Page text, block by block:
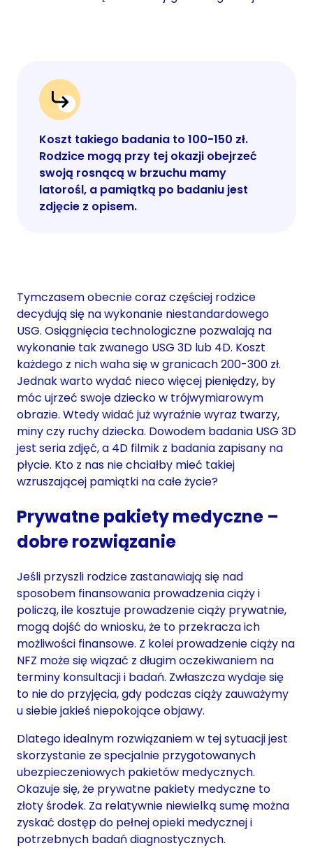
Koszt takiego badania to 100-150 zł.
Rodzice mogą przy tej okazji obejrzeć
swoją rosnącą w brzuchu mamy
latorośl, a pamiątką po badaniu jest
zdjęcie z opisem.
Tymczasem obecnie coraz częściej rodzice
decydują się na wykonanie niestandardowego
USG. Osiągnięcia technologiczne pozwalają na
wykonanie tak zwanego USG 3D lub 4D. Koszt
każdego z nich waha się w granicach 200-300 zł.
Jednak warto wydać nieco więcej pieniędzy, by
móc ujrzeć swoje dziecko w trójwymiarowym
obrazie. Wtedy widać już wyraźnie wyraz twarzy,
miny czy ruchy dziecka. Dowodem badania USG 3D
jest seria zdjęć, a 4D filmik z badania zapisany na
płycie. Kto z nas nie chciałby mieć takiej
wzruszającej pamiątki na całe życie?
Prywatne pakiety medyczne –
dobre rozwiązanie
Jeśli przyszli rodzice zastanawiają się nad
sposobem finansowania prowadzenia ciąży i
policzą, ile kosztuje prowadzenie ciąży prywatnie,
mogą dojść do wniosku, że to przekracza ich
możliwości finansowe. Z kolei prowadzenie ciąży na
NFZ może się wiązać z długim oczekiwaniem na
terminy konsultacji i badań. Zwłaszcza wydaje się
to nie do przyjęcia, gdy podczas ciąży zauważymy
u siebie jakieś niepokojące objawy.
Dlatego idealnym rozwiązaniem w tej sytuacji jest
skorzystanie ze specjalnie przygotowanych
ubezpieczeniowych pakietów medycznych.
Okazuje się, że prywatne pakiety medyczne to
złoty środek. Za relatywnie niewielką sumę można
zyskać dostęp do pełnej opieki medycznej i
potrzebnych badań diagnostycznych.